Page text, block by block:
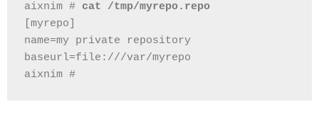
aixnim # cat /tmp/myrepo.repo
[myrepo]
name=my private repository
baseurl=file:///var/myrepo
aixnim #